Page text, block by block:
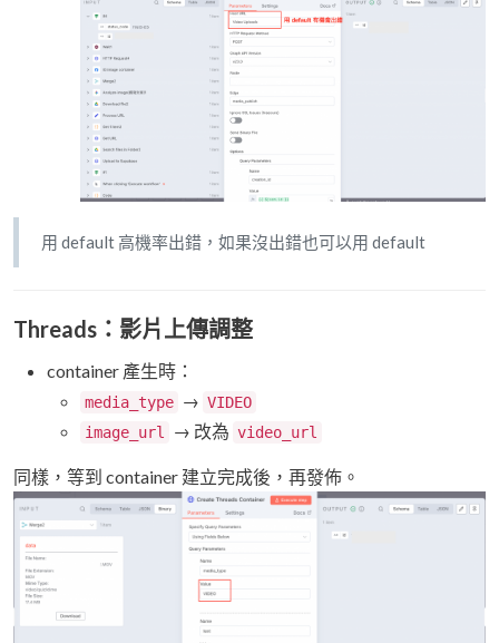
用 default 高機率出錯，如果沒出錯也可以用 default
Threads：影片上傳調整
container 產生時：
media_type → VIDEO
image_url
→ 改為 video_url
同樣，等到 container 建立完成後，再發佈。